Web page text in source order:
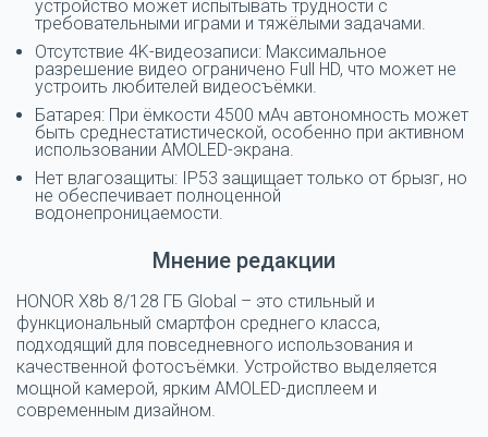
устройство может испытывать трудности с
требовательными играми и тяжёлыми задачами.
Отсутствие 4K-видеозаписи: Максимальное
разрешение видео ограничено Full HD, что может не
устроить любителей видеосъёмки.
Батарея: При ёмкости 4500 мАч автономность может
быть среднестатистической, особенно при активном
использовании AMOLED-экрана.
Нет влагозащиты: IP53 защищает только от брызг, но
не обеспечивает полноценной
водонепроницаемости.
Мнение редакции
HONOR X8b 8/128 ГБ Global – это стильный и
функциональный смартфон среднего класса,
подходящий для повседневного использования и
качественной фотосъёмки. Устройство выделяется
мощной камерой, ярким AMOLED-дисплеем и
современным дизайном.